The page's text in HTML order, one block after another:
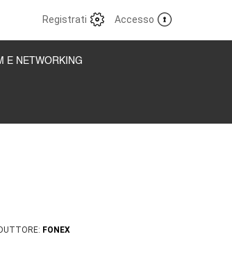
Registrati Accesso
E NETWORKING
FONEX